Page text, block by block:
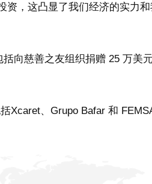
，这凸显了我们经济的实力
向慈善之友组织捐赠 25 万美
Xcaret、Grupo Bafar 和